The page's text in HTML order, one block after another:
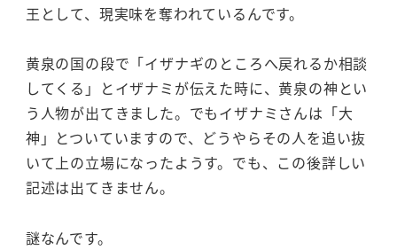
王として、現実味を奪われているんです。
黄泉の国の段で「イザナギのところへ戻れるか相談
してくる」とイザナミが伝えた時に、黄泉の神とい
う人物が出てきました。でもイザナミさんは「大
神」とついていますので、どうやらその人を追い抜
いて上の立場になったようす。でも、この後詳しい
記述は出てきません。
謎なんです。